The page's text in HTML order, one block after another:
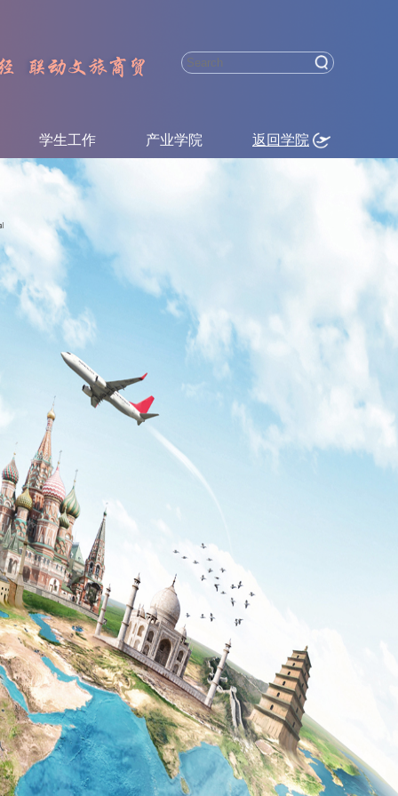
学生工作 产业学院 返回学院